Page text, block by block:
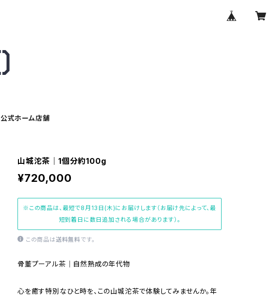
公式ホーム店舗
山城沱茶｜1個分約100g
¥720,000
※この商品は、最短で8月13日(木)にお届けします（お届け先によって、最
短到着日に数日追加される場合があります）。
この商品は送料無料です。
骨董プーアル茶｜自然熟成の年代物
心を癒す特別なひと時を、この山城沱茶で体験してみませんか。年